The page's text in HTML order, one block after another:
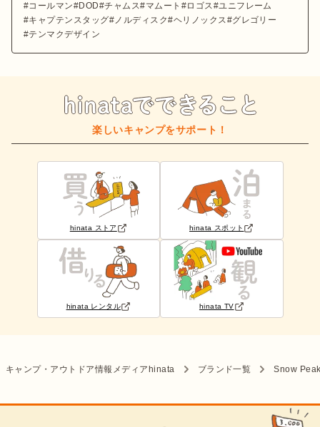
コールマン
DOD チャムス マムート ロゴス
ユニフレーム
キャプテンスタッグ
ノルディスク ヘリノックス
グレゴリー
テンマクデザイン
楽しいキャンプをサポート！
hinata ストア hinata スポット
hinata レンタル hinata TV
キャンプ・アウトドア情報メディアhinata ブランド一覧 Snow